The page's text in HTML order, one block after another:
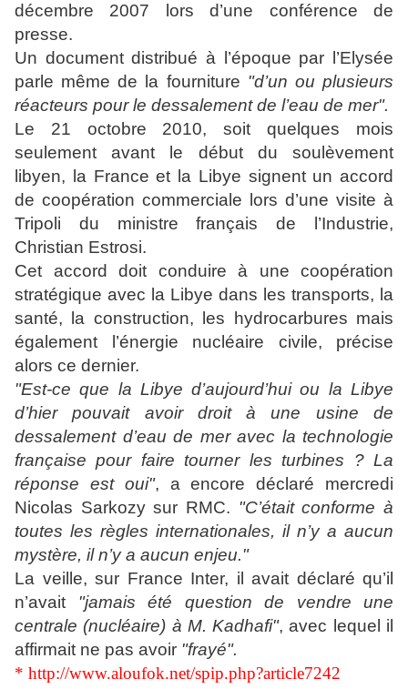
décembre 2007 lors d’une conférence de
presse.
Un document distribué à l’époque par l’Elysée
parle même de la fourniture "d’un ou plusieurs
réacteurs pour le dessalement de l’eau de mer".
Le 21 octobre 2010, soit quelques mois
seulement avant le début du soulèvement
libyen, la France et la Libye signent un accord
de coopération commerciale lors d’une visite à
Tripoli du ministre français de l’Industrie,
Christian Estrosi.
Cet accord doit conduire à une coopération
stratégique avec la Libye dans les transports, la
santé, la construction, les hydrocarbures mais
également l’énergie nucléaire civile, précise
alors ce dernier.
"Est-ce que la Libye d’aujourd’hui ou la Libye
d’hier pouvait avoir droit à une usine de
dessalement d’eau de mer avec la technologie
française pour faire tourner les turbines ? La
réponse est oui", a encore déclaré mercredi
Nicolas Sarkozy sur RMC. "C’était conforme à
toutes les règles internationales, il n’y a aucun
mystère, il n’y a aucun enjeu."
La veille, sur France Inter, il avait déclaré qu’il
n’avait "jamais été question de vendre une
centrale (nucléaire) à M. Kadhafi", avec lequel il
affirmait ne pas avoir "frayé".
* http://www.aloufok.net/spip.php?article7242